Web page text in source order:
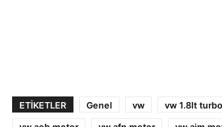
ETIKETLER Genel vw vw 1.8lt turbo